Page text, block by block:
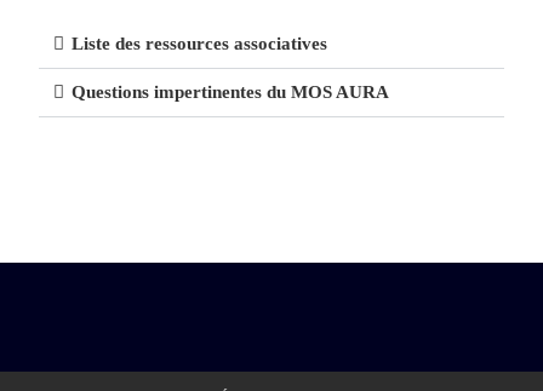
Liste des ressources associatives
Questions impertinentes du MOS AURA